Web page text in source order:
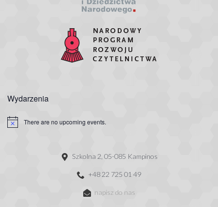
Wydarzenia
There are no upcoming events.
Szkolna 2, 05-085 Kampinos
+48 22 725 01 49
napisz do nas